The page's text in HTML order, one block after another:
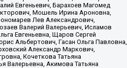
Евгеньевич, Барахоев Магомед
Мошель Ирина Ароновна,
Лев Александрович,
Валерий Валерьевич, Исламов
Евгеньевна, Щаров Сергей
Альбертович, Гасан Ольга Павловна,
Александр Маркович,
Кочеткова Татьяна
Валерьевна, Акимова Татьяна